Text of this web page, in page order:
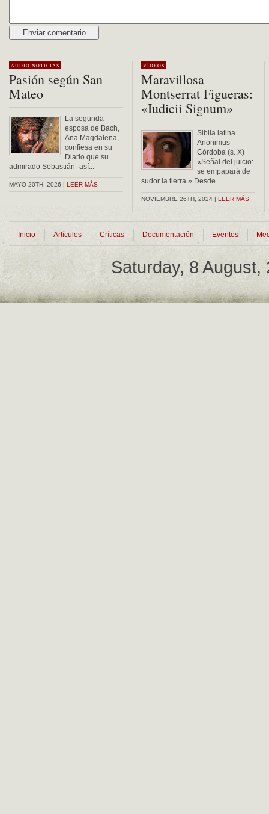
AUDIO NOTICIAS
Pasión según San
Mateo
La segunda
esposa de Bach,
Ana Magdalena,
confiesa en su
Diario que su
admirado Sebastián -así...
MAYO 20TH, 2026 | LEER MÁS
VÍDEOS
Maravillosa
Montserrat Figueras:
«Iudicii Signum»
Sibila latina
Anonimus
Córdoba (s. X)
«Señal del juicio:
se empapará de
sudor la tierra.» Desde...
NOVIEMBRE 26TH, 2024 | LEER MÁS
Inicio Artículos Críticas Documentación Eventos
Saturday, 8